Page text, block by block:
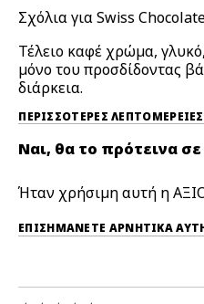
Σχόλια για Swiss
Τέλειο καφέ χρώμα,
μόνο του προσδίδοντας
διάρκεια.
ΠΕΡΙΣΣΌΤΕΡΕΣ ΛΕΠΤΟΜΈΡΕΙΕΣ
Ναι, θα το πρότεινα
Ήταν χρήσιμη αυτή η